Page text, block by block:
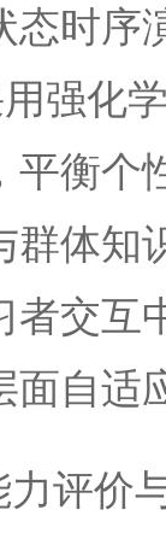
态时序
强化
平衡个
群体知
者交互
面自适
力评价